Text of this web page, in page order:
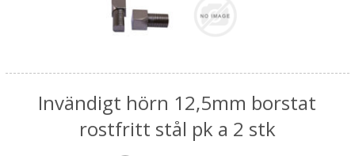
Invändigt hörn 12,5mm borstat
rostfritt stål pk a 2 stk